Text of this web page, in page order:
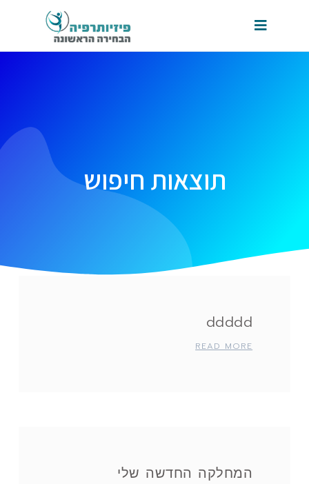
תוצאות חיפוש
ddddd
READ MORE
המחלקה החדשה שלי